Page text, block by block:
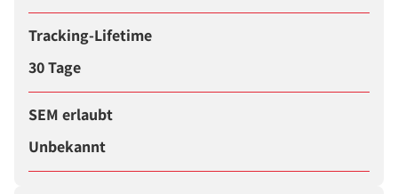
Tracking-Lifetime
30 Tage
SEM erlaubt
Unbekannt